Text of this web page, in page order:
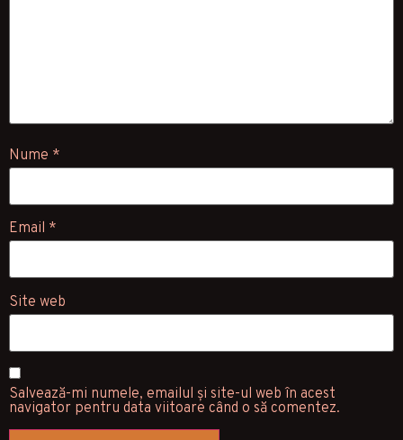
Nume *
Email *
Site web
Salvează-mi numele, emailul și site-ul web în acest
navigator pentru data viitoare când o să comentez.